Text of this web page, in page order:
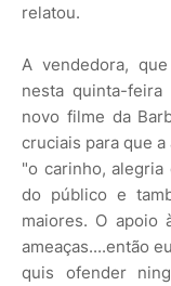
relatou.
A vendedora,
nesta quinta-
novo filme da
cruciais para que a
"o carinho,
do público e
maiores. O apoio
ameaças....então
quis ofender